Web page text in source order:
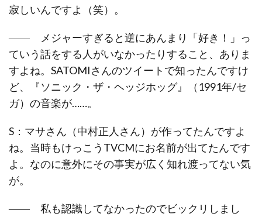
寂しいんですよ（笑）。
―― メジャーすぎると逆にあんまり「好き！」っ
ていう話をする人がいなかったりすること、ありま
すよね。SATOMIさんのツイートで知ったんですけ
ど、『ソニック・ザ・ヘッジホッグ』（1991年/セ
ガ）の音楽が……。
S：マサさん（中村正人さん）が作ってたんですよ
ね。当時もけっこうTVCMにお名前が出てたんです
よ。なのに意外にその事実が広く知れ渡ってない気
が。
―― 私も認識してなかったのでビックリしまし